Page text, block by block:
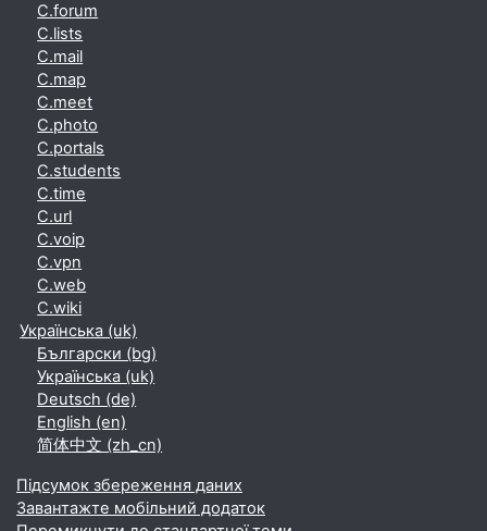
C.forum
C.lists
C.mail
C.map
C.meet
C.photo
C.portals
C.students
C.time
C.url
C.voip
C.vpn
C.web
C.wiki
Українська ‎(uk)‎
Български ‎(bg)‎
Українська ‎(uk)‎
Deutsch ‎(de)‎
English ‎(en)‎
简体中文 ‎(zh_cn)‎
Підсумок збереження даних
Завантажте мобільний додаток